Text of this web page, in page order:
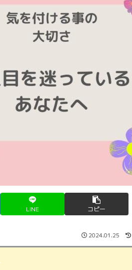
LINE コピー
2024.01.25